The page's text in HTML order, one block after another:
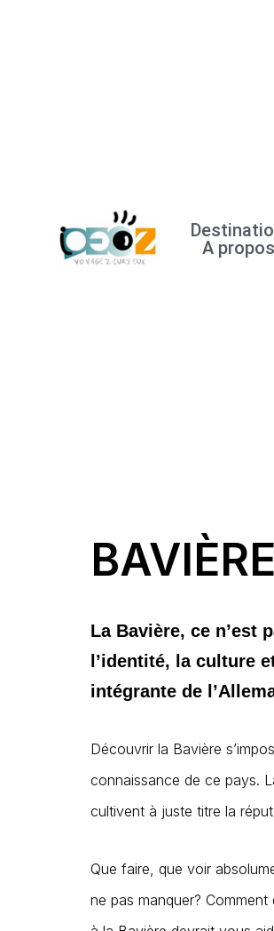
A propos
BAVIÈRE
La Bavière, ce n’est
l’identité, la culture
intégrante de
Découvrir la Bavière
connaissance de ce pays.
cultivent à juste titre la
Que faire, que voir
ne pas manquer?